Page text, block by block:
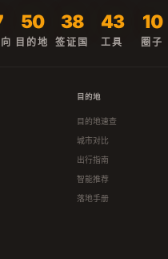
50
目的地
38
签证国
43
工具
10
圈子
目的地
目的地速查
城市对比
出行指南
智能推荐
落地手册